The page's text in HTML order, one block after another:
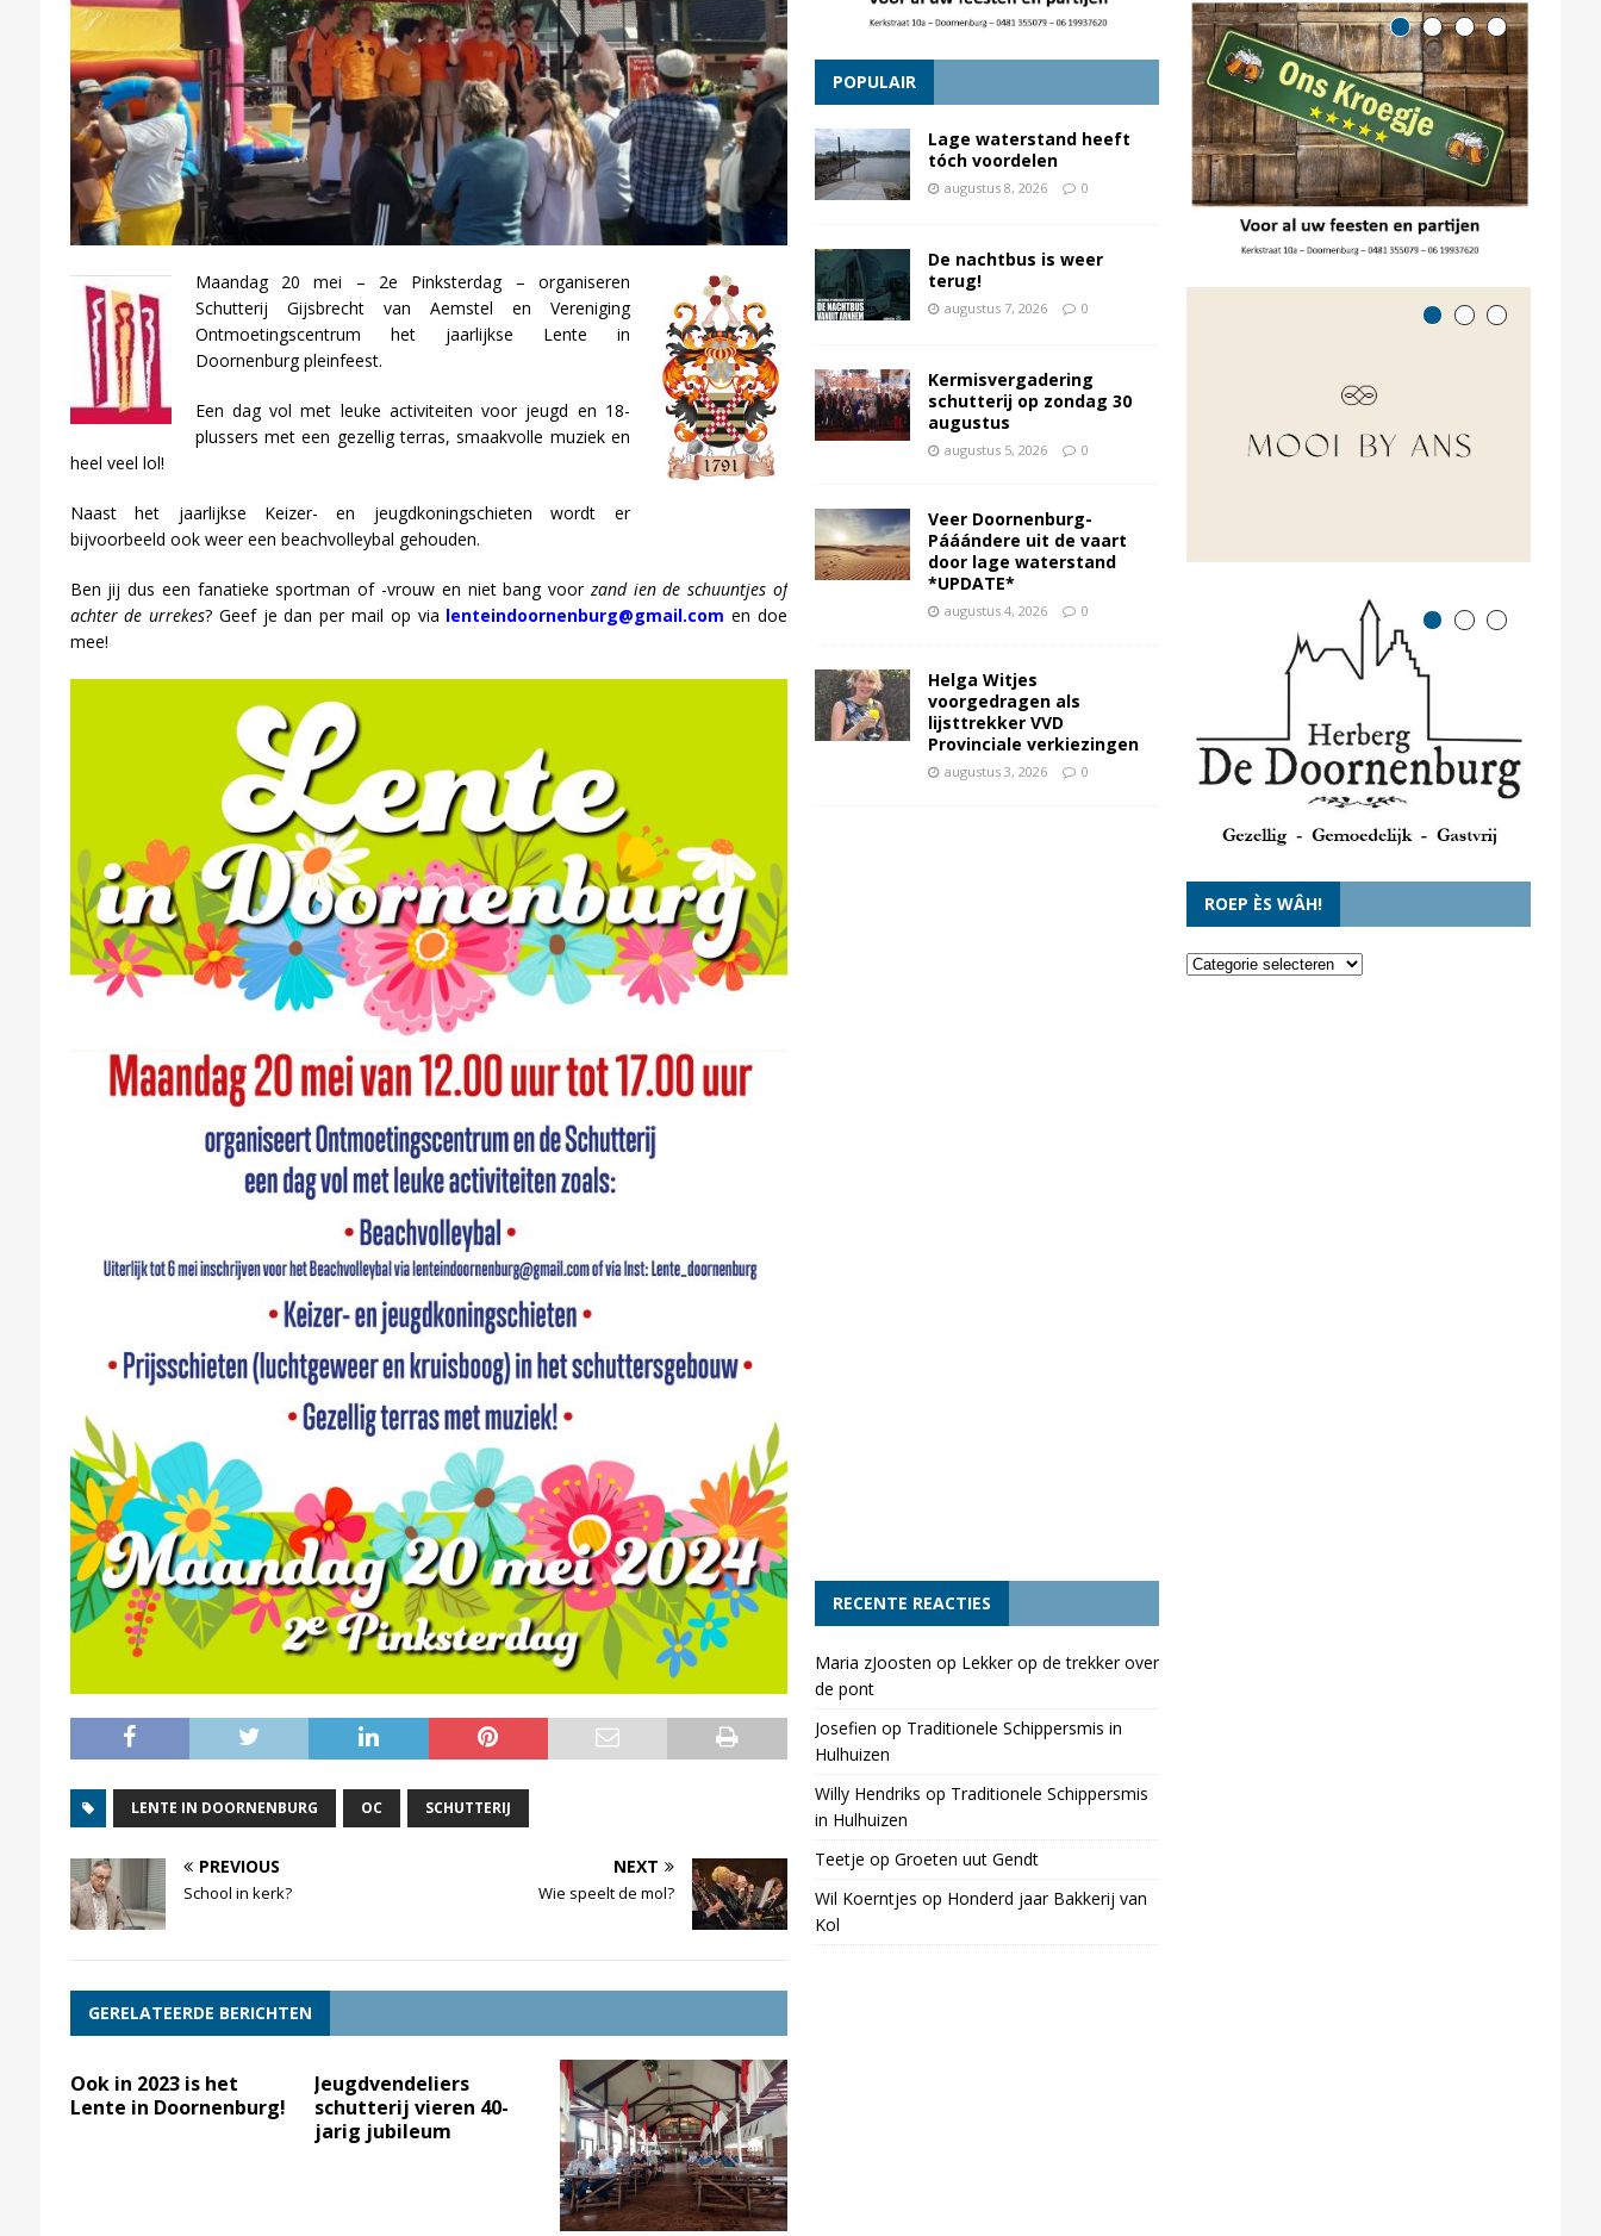
Maandag 20 mei – 2e Pinksterdag – organiseren
Schutterij Gijsbrecht van Aemstel en Vereniging
Ontmoetingscentrum het jaarlijkse Lente in
Doornenburg pleinfeest.
Een dag vol met leuke activiteiten voor jeugd en 18-
plussers met een gezellig terras, smaakvolle muziek en
heel veel lol!
Naast het jaarlijkse Keizer- en jeugdkoningschieten wordt er
bijvoorbeeld ook weer een beachvolleybal gehouden.
Ben jij dus een fanatieke sportman of -vrouw en niet bang voorzand ien de schuuntjes of
achter de urrekes? Geef je dan per mail op via lenteindoornenburg@gmail.com en doe
mee!
LENTE IN DOORNENBURG OC SCHUTTERIJ
PREVIOUS
School in kerk?
NEXT
Wie speelt de mol?
GERELATEERDE BERICHTEN
Ook in 2023 is het
Lente in Doornenburg!
Jeugdvendeliers
schutterij vieren 40-
jarig jubileum
POPULAIR
Lage waterstand heeft
tóch voordelen
augustus 8, 2026 0
De nachtbus is weer
terug!
augustus 7, 2026 0
Kermisvergadering
schutterij op zondag 30
augustus
augustus 5, 2026 0
Veer Doornenburg-
Pááándere uit de vaart
door lage waterstand
*UPDATE*
augustus 4, 2026 0
Helga Witjes
voorgedragen als
lijsttrekker VVD
Provinciale verkiezingen
augustus 3, 2026 0
RECENTE REACTIES
Maria zJoosten op Lekker op de trekker over
de pont
Josefien op Traditionele Schippersmis in
Hulhuizen
Willy Hendriks op Traditionele Schippersmis
in Hulhuizen
Teetje op Groeten uut Gendt
Wil Koerntjes op Honderd jaar Bakkerij van
Kol
ROEP ÈS WÂH!